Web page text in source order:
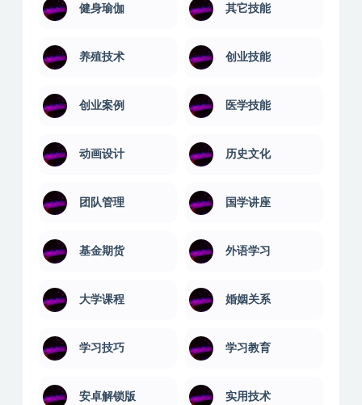
健身瑜伽 其它技能
养殖技术 创业技能
创业案例 医学技能
动画设计 历史文化
团队管理 国学讲座
基金期货 外语学习
大学课程 婚姻关系
学习技巧 学习教育
安卓解锁版 实用技术